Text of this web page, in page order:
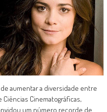
aumentar a diversidade entre
Cinematográficas,
um número recorde de